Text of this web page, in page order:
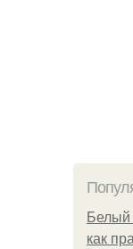
Белый
как